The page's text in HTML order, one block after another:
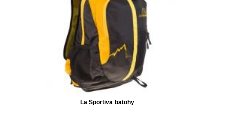
La Sportiva batohy